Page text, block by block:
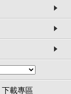
下載專區